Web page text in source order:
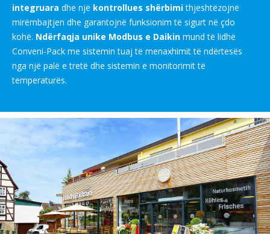
integruara dhe një kontrollues shërbimithjeshtëzojnë
mirëmbajtjen dhe garantojnë funksionim të sigurt në çdo
kohë. Ndërfaqja unike Modbus e Daikin mund të lidhë
Conveni-Pack me sistemin tuaj të menaxhimit të ndërtesës
nga një palë e tretë dhe sistemin e monitorimit të
temperaturës.